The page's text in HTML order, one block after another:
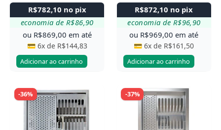
R$782,10 no pix
economia de R$86,90
ou R$869,00 em até
💳 6x de R$144,83
Adicionar ao carrinho
R$872,10 no pix
economia de R$96,90
ou R$969,00 em até
💳 6x de R$161,50
Adicionar ao carrinho
-36% -37%